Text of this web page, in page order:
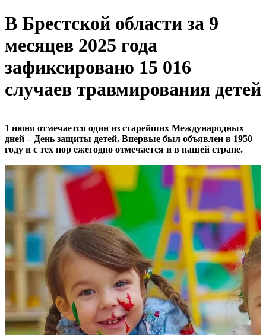
В Брестской области за 9
месяцев 2025 года
зафиксировано 15 016
случаев травмирования детей
1 июня отмечается один из старейших Международных
дней – День защиты детей. Впервые был объявлен в 1950
году и с тех пор ежегодно отмечается и в нашей стране.